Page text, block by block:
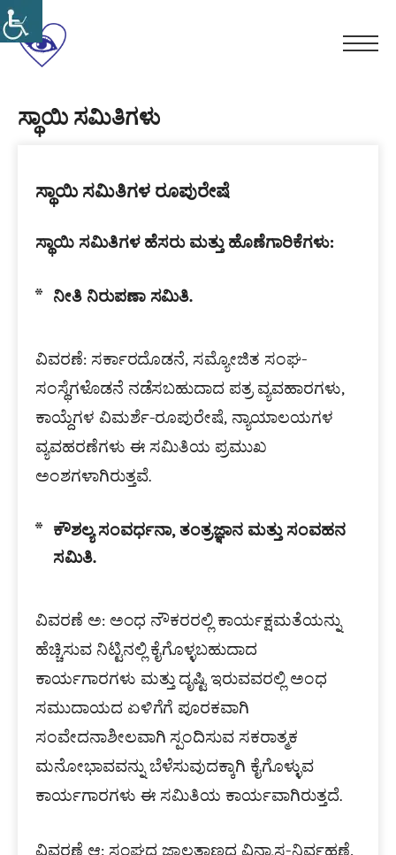
Skip
to
content
ಕರ್ನಾಟಕ
ರಾಜ್ಯ
ಅಂಧ
ಸಂಘ(ರಿ)
ಸಮಾನತೆ
ಸ್ವಗೌರವ
ಸ್ಥಾಯಿ ಸಮಿತಿಗಳು
ಸ್ಥಾಯಿ ಸಮಿತಿಗಳ ರೂಪುರೇಷೆ
ಸ್ಥಾಯಿ ಸಮಿತಿಗಳ ಹೆಸರು ಮತ್ತು ಹೊಣೆಗಾರಿಕೆಗಳು:
ನೀತಿ ನಿರುಪಣಾ ಸಮಿತಿ.
ವಿವರಣೆ: ಸರ್ಕಾರದೊಡನೆ, ಸಮ್ಯೋಜಿತ ಸಂಘ-
ಸಂಸ್ಥೆಗಳೊಡನೆ ನಡೆಸಬಹುದಾದ ಪತ್ರ ವ್ಯವಹಾರಗಳು,
ಕಾಯ್ದೆಗಳ ವಿಮರ್ಶೆ-ರೂಪುರೇಷೆ, ನ್ಯಾಯಾಲಯಗಳ
ವ್ಯವಹರಣೆಗಳು ಈ ಸಮಿತಿಯ ಪ್ರಮುಖ
ಅಂಶಗಳಾಗಿರುತ್ತವೆ.
ಕೌಶಲ್ಯ ಸಂವರ್ಧನಾ, ತಂತ್ರಜ್ಞಾನ ಮತ್ತು ಸಂವಹನ
ಸಮಿತಿ.
ವಿವರಣೆ ಅ: ಅಂಧ ನೌಕರರಲ್ಲಿ ಕಾರ್ಯಕ್ಷಮತೆಯನ್ನು
ಹೆಚ್ಚಿಸುವ ನಿಟ್ಟಿನಲ್ಲಿ ಕೈಗೊಳ್ಳಬಹುದಾದ
ಕಾರ್ಯಗಾರಗಳು ಮತ್ತು ದೃಷ್ಟಿ ಇರುವವರಲ್ಲಿ ಅಂಧ
ಸಮುದಾಯದ ಏಳಿಗೆಗೆ ಪೂರಕವಾಗಿ
ಸಂವೇದನಾಶೀಲವಾಗಿ ಸ್ಪಂದಿಸುವ ಸಕರಾತ್ಮಕ
ಮನೋಭಾವವನ್ನು ಬೆಳೆಸುವುದಕ್ಕಾಗಿ ಕೈಗೊಳ್ಳುವ
ಕಾರ್ಯಗಾರಗಳು ಈ ಸಮಿತಿಯ ಕಾರ್ಯವಾಗಿರುತ್ತದೆ.
ವಿವರಣೆ ಆ: ಸಂಘದ ಜಾಲತಾಣದ ವಿನ್ಯಾಸ-ನಿರ್ವಹಣೆ,